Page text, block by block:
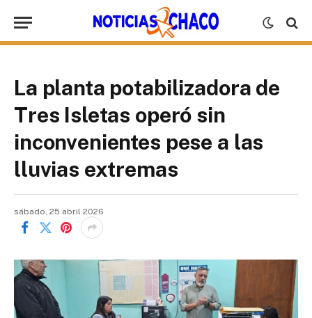
La planta potabilizadora de
Tres Isletas operó sin
inconvenientes pese a las
lluvias extremas
sábado, 25 abril 2026